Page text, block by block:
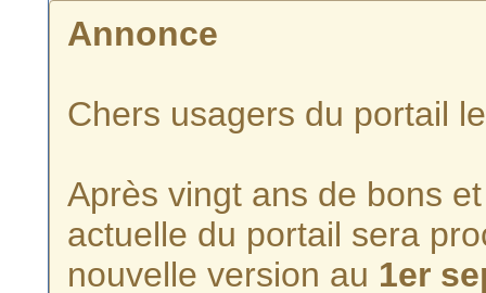
Annonce
Chers usagers du portail
Après vingt ans de bons
actuelle du portail sera
nouvelle version au 1er